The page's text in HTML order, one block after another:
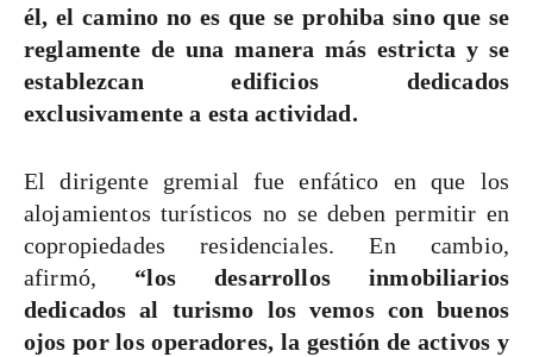
él, el camino no es que se prohiba sino que se
reglamente de una manera más estricta y se
establezcan edificios dedicados
exclusivamente a esta actividad.
El dirigente gremial fue enfático en que los
alojamientos turísticos no se deben permitir en
copropiedades residenciales. En cambio,
afirmó, “los desarrollos inmobiliarios
dedicados al turismo los vemos con buenos
ojos por los operadores, la gestión de activos y